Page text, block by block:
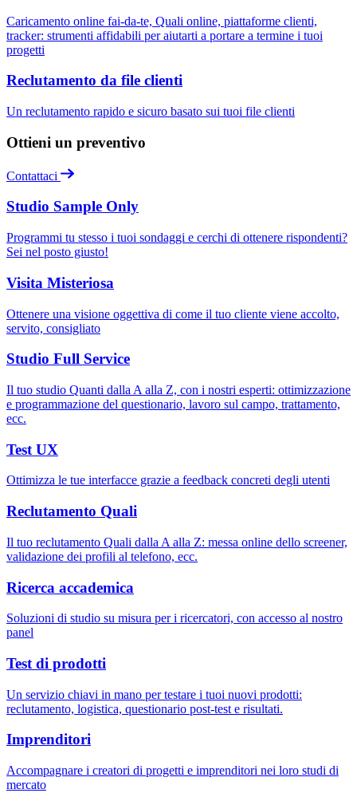
Caricamento online fai-da-te, Quali online, piattaforme clienti,
tracker: strumenti affidabili per aiutarti a portare a termine i tuoi
progetti
Reclutamento da file clienti
Un reclutamento rapido e sicuro basato sui tuoi file clienti
Ottieni un preventivo
Contattaci
Studio Sample Only
Programmi tu stesso i tuoi sondaggi e cerchi di ottenere rispondenti?
Sei nel posto giusto!
Visita Misteriosa
Ottenere una visione oggettiva di come il tuo cliente viene accolto,
servito, consigliato
Studio Full Service
Il tuo studio Quanti dalla A alla Z, con i nostri esperti: ottimizzazione
e programmazione del questionario, lavoro sul campo, trattamento,
ecc.
Test UX
Ottimizza le tue interfacce grazie a feedback concreti degli utenti
Reclutamento Quali
Il tuo reclutamento Quali dalla A alla Z: messa online dello screener,
validazione dei profili al telefono, ecc.
Ricerca accademica
Soluzioni di studio su misura per i ricercatori, con accesso al nostro
panel
Test di prodotti
Un servizio chiavi in mano per testare i tuoi nuovi prodotti:
reclutamento, logistica, questionario post-test e risultati.
Imprenditori
Accompagnare i creatori di progetti e imprenditori nei loro studi di
mercato